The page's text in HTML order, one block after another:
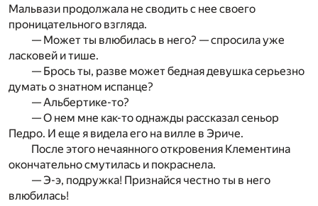
Мальвази продолжала не сводить с нее своего
проницательного взгляда.
— Может ты влюбилась в него? — спросила уже
ласковей и тише.
— Брось ты, разве может бедная девушка серьезно
думать о знатном испанце?
— Альбертике-то?
— О нем мне как-то однажды рассказал сеньор
Педро. И еще я видела его на вилле в Эриче.
После этого нечаянного откровения Клементина
окончательно смутилась и покраснела.
— Э-э, подружка! Признайся честно ты в него
влюбилась!